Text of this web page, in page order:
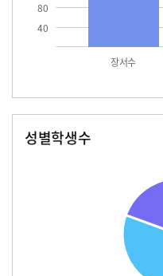
40
80
장서수
성별학생수